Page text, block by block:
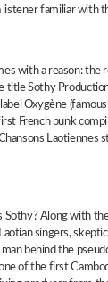
familiar with
with a reason: the
title Sothy
Oxygène
French punk
Laotiennes
Sothy? Along with
singers,
behind the
of the first